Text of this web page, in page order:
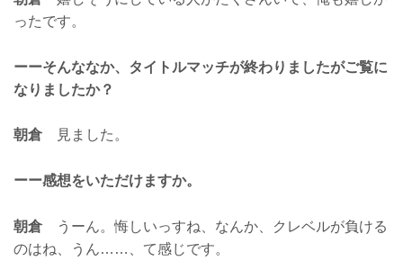
ったです。
ーーそんななか、タイトルマッチが終わりましたがご覧に
なりましたか？
朝倉見ました。
ーー感想をいただけますか。
朝倉うーん。悔しいっすね、なんか、クレベルが負ける
のはね、うん……、て感じです。